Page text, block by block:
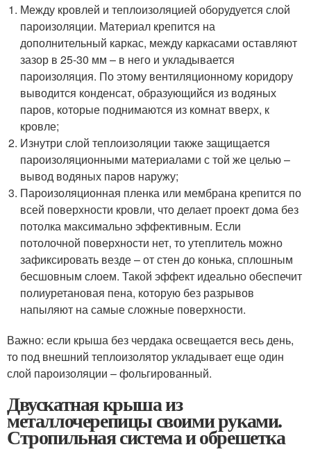
Между кровлей и теплоизоляцией оборудуется слой
пароизоляции. Материал крепится на
дополнительный каркас, между каркасами оставляют
зазор в 25-30 мм – в него и укладывается
пароизоляция. По этому вентиляционному коридору
выводится конденсат, образующийся из водяных
паров, которые поднимаются из комнат вверх, к
кровле;
Изнутри слой теплоизоляции также защищается
пароизоляционными материалами с той же целью –
вывод водяных паров наружу;
Пароизоляционная пленка или мембрана крепится по
всей поверхности кровли, что делает проект дома без
потолка максимально эффективным. Если
потолочной поверхности нет, то утеплитель можно
зафиксировать везде – от стен до конька, сплошным
бесшовным слоем. Такой эффект идеально обеспечит
полиуретановая пена, которую без разрывов
напыляют на самые сложные поверхности.
Важно: если крыша без чердака освещается весь день,
то под внешний теплоизолятор укладывает еще один
слой пароизоляции – фольгированный.
Двускатная крыша из
металлочерепицы своими руками.
Стропильная система и обрешетка